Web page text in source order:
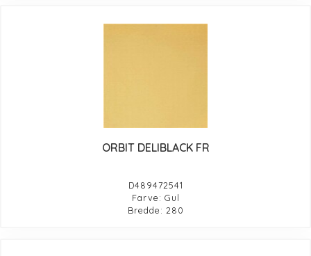
ORBIT DELIBLACK FR
D489472541
Farve: Gul
Bredde: 280